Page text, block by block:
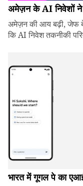
अमेज़न के AI निवेशों ने
अमेज़न की आय बढ़ी, जेफ
कि AI निवेश तकनीकी
भारत में गूगल पे का